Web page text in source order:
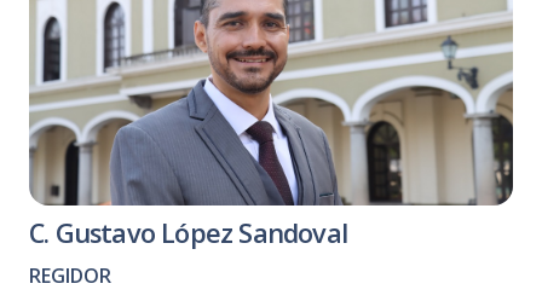
C. Gustavo López Sandoval
REGIDOR